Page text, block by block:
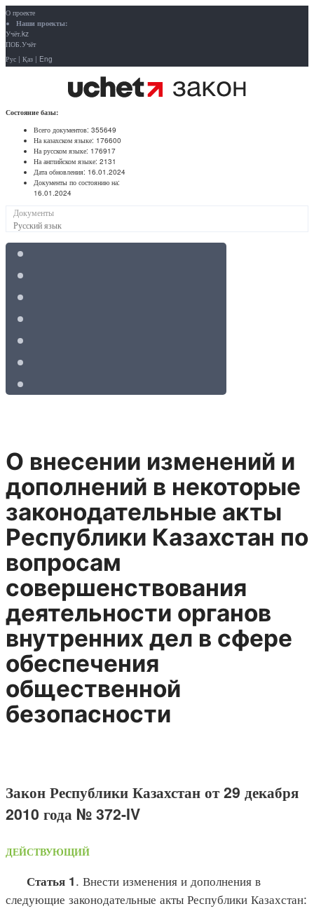
О проекте
Наши проекты:
Учёт.kz
ПОБ.Учёт
Рус | Қаз | Eng
Состояние базы:
Всего документов: 355649
На казахском языке: 176600
На русском языке: 176917
На английском языке: 2131
Дата обновления: 16.01.2024
Документы по состоянию на:
16.01.2024
Документы
Русский язык
О внесении изменений и
дополнений в некоторые
законодательные акты
Республики Казахстан по
вопросам
совершенствования
деятельности органов
внутренних дел в сфере
обеспечения
общественной
безопасности
Закон Республики Казахстан от 29 декабря
2010 года № 372-IV
ДЕЙСТВУЮЩИЙ
Статья 1. Внести изменения и дополнения в
следующие законодательные акты Республики Казахстан: